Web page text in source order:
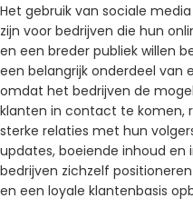
Het gebruik van sociale
zijn voor bedrijven die hun
en een breder publiek willen
een belangrijk onderdeel
omdat het bedrijven de
klanten in contact te komen,
sterke relaties met hun
updates, boeiende inhoud
bedrijven zichzelf
en een loyale klantenbasis